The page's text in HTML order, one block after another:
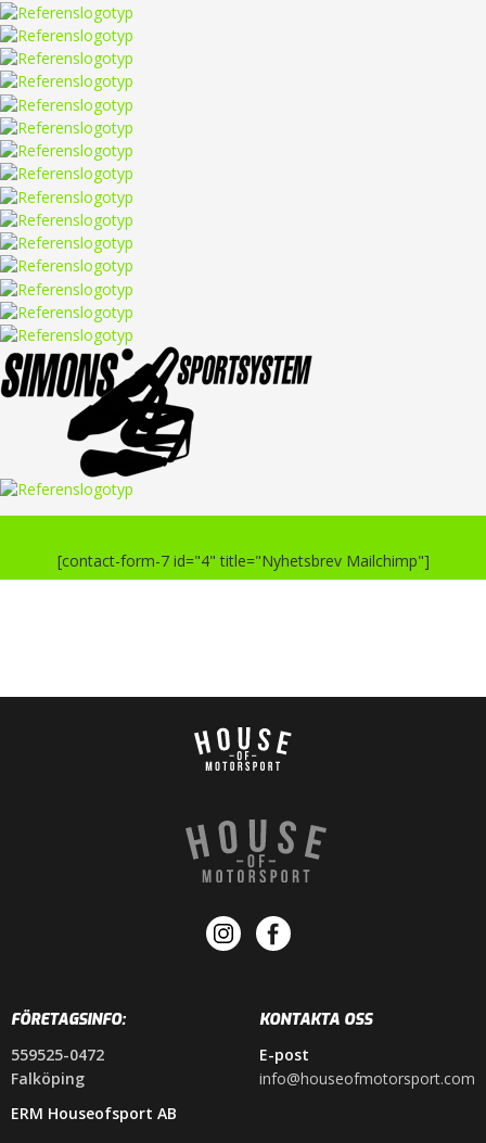
[contact-form-7 id="4" title="Nyhetsbrev Mailchimp"]
FÖRETAGSINFO:
559525-0472
Falköping
ERM Houseofsport AB
KONTAKTA OSS
E-post
info@houseofmotorsport.com